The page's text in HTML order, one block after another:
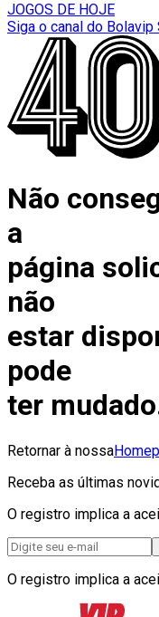
JOGOS DE HOJE
Siga o canal do Bolavip
Não
a
página
não
estar
pode
ter
Retornar à nossa
Receba as últimas
O registro implica a
O registro implica a